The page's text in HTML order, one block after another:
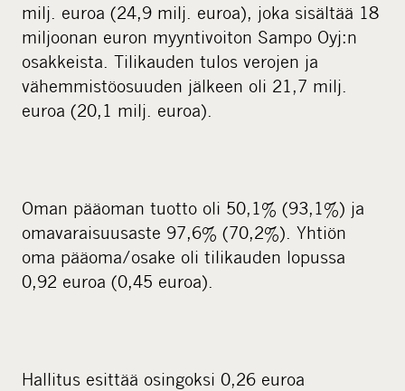
milj. euroa (24,9 milj. euroa), joka sisältää 18
miljoonan euron myyntivoiton Sampo Oyj:n
osakkeista. Tilikauden tulos verojen ja
vähemmistöosuuden jälkeen oli 21,7 milj.
euroa (20,1 milj. euroa).
Oman pääoman tuotto oli 50,1% (93,1%) ja
omavaraisuusaste 97,6% (70,2%). Yhtiön
oma pääoma/osake oli tilikauden lopussa
0,92 euroa (0,45 euroa).
Hallitus esittää osingoksi 0,26 euroa